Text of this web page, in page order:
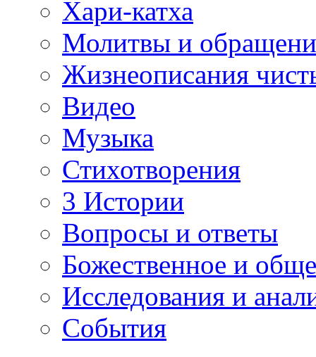
Хари-катха
Молитвы и
Жизнеописания
Видео
Музыка
Стихотворения
3 Истории
Вопросы и ответы
Божественное и
Исследования и
События